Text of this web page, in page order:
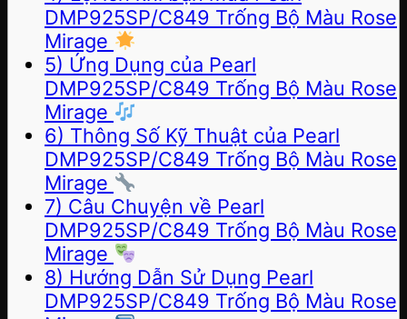
DMP925SP/C849 Trống Bộ Màu Rose
Mirage
5) Ứng Dụng của Pearl
DMP925SP/C849 Trống Bộ Màu Rose
Mirage
6) Thông Số Kỹ Thuật của Pearl
DMP925SP/C849 Trống Bộ Màu Rose
Mirage
7) Câu Chuyện về Pearl
DMP925SP/C849 Trống Bộ Màu Rose
Mirage
8) Hướng Dẫn Sử Dụng Pearl
DMP925SP/C849 Trống Bộ Màu Rose